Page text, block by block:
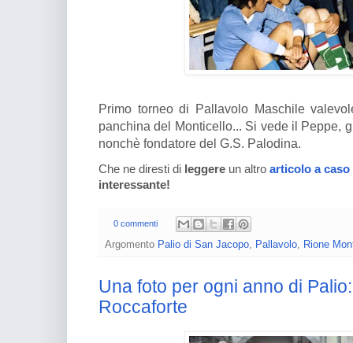
Primo torneo di Pallavolo Maschile
panchina del Monticello... Si vede il Peppe,
nonchè fondatore del G.S. Palodina.
Che ne diresti di leggere un altro articolo a caso
interessante!
0 commenti
Argomento Palio di San Jacopo, Pallavolo, Rione
Una foto per ogni anno di
Roccaforte